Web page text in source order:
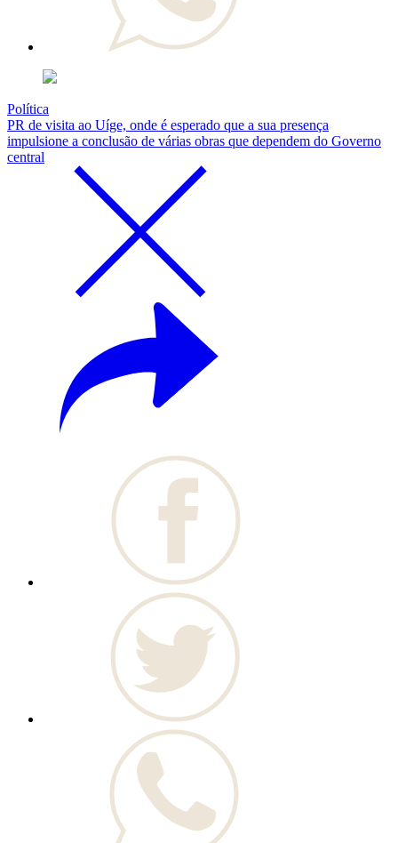
Política
PR de visita ao Uíge, onde é esperado que a sua presença
impulsione a conclusão de várias obras que dependem do Governo
central